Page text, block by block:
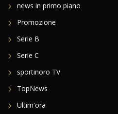
news in primo piano
Promozione
Serie B
Serie C
sportinoro TV
TopNews
Ultim'ora